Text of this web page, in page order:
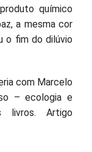
químico
a mesma cor
o fim do dilúvio
com Marcelo
– ecologia e
livros. Artigo